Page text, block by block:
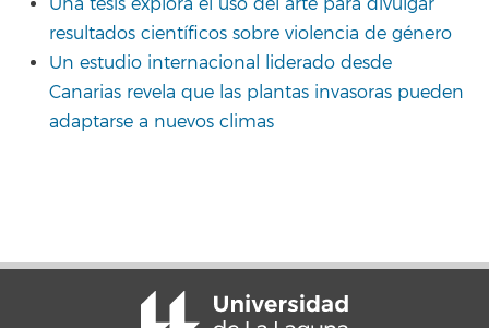
Una tesis explora el uso del arte para divulgar
resultados científicos sobre violencia de género
Un estudio internacional liderado desde
Canarias revela que las plantas invasoras pueden
adaptarse a nuevos climas